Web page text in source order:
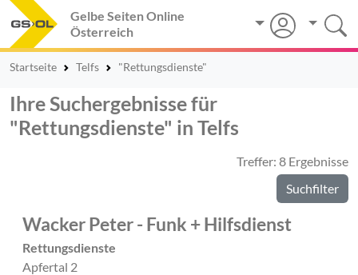
Gelbe Seiten Online
Österreich
Startseite Telfs "Rettungsdienste"
Ihre Suchergebnisse für
"Rettungsdienste" in Telfs
Treffer: 8 Ergebnisse
Suchfilter
Wacker Peter - Funk + Hilfsdienst
Rettungsdienste
Apfertal 2